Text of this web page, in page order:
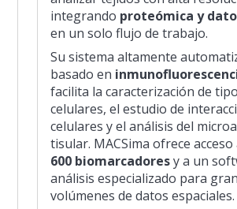
integrando proteómica y
en un solo flujo de trabajo.
Su sistema altamente
basado en
facilita la caracterización de
celulares, el estudio de
celulares y el análisis del
tisular. MACSima ofrece acceso
600 biomarcadoresy a un
análisis especializado para
volúmenes de datos espaciales.